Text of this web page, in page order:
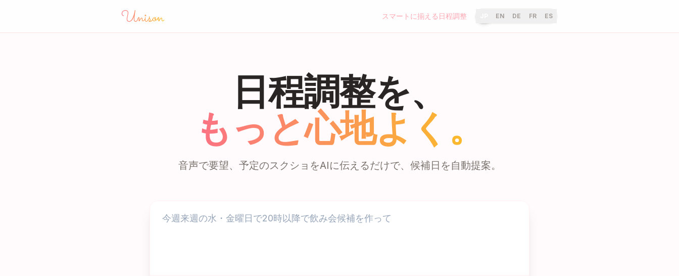
Unison スマートに揃える日程調整 EN DE FR ES
日程調整を、
もっと心地よく。
音声で要望、予定のスクショをAIに伝えるだけで、候補日を自動提案。